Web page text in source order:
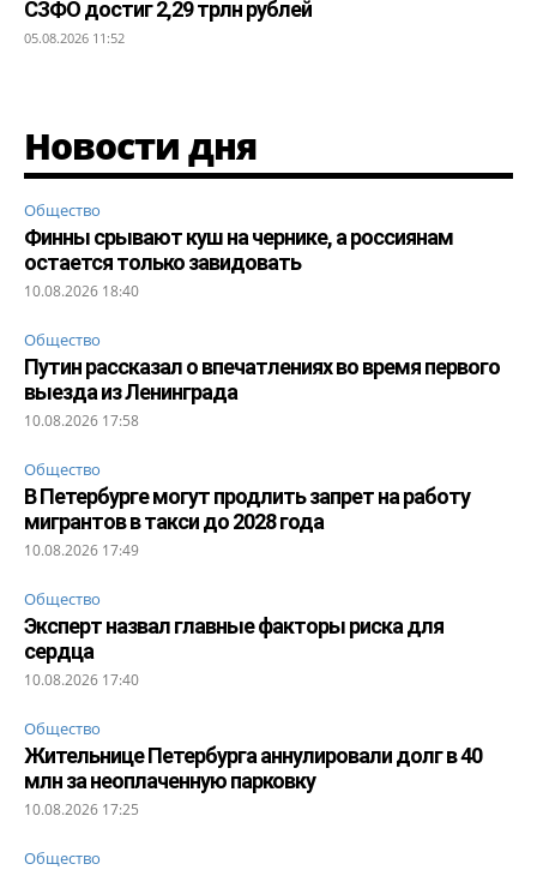
СЗФО достиг 2,29 трлн рублей
05.08.2026 11:52
Новости дня
Общество
Финны срывают куш на чернике, а россиянам
остается только завидовать
10.08.2026 18:40
Общество
Путин рассказал о впечатлениях во время первого
выезда из Ленинграда
10.08.2026 17:58
Общество
В Петербурге могут продлить запрет на работу
мигрантов в такси до 2028 года
10.08.2026 17:49
Общество
Эксперт назвал главные факторы риска для
сердца
10.08.2026 17:40
Общество
Жительнице Петербурга аннулировали долг в 40
млн за неоплаченную парковку
10.08.2026 17:25
Общество